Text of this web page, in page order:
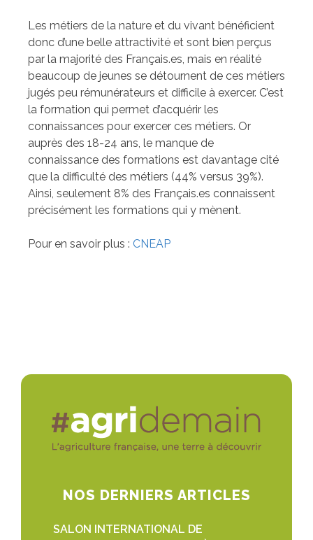
Les métiers de la nature et du vivant bénéficient
donc d’une belle attractivité et sont bien perçus
par la majorité des Français.es, mais en réalité
beaucoup de jeunes se détournent de ces métiers
jugés peu rémunérateurs et difficile à exercer. C’est
la formation qui permet d’acquérir les
connaissances pour exercer ces métiers. Or
auprès des 18-24 ans, le manque de
connaissance des formations est davantage cité
que la difficulté des métiers (44% versus 39%).
Ainsi, seulement 8% des Français.es connaissent
précisément les formations qui y mènent.
Pour en savoir plus : CNEAP
NOS DERNIERS ARTICLES
SALON INTERNATIONAL DE